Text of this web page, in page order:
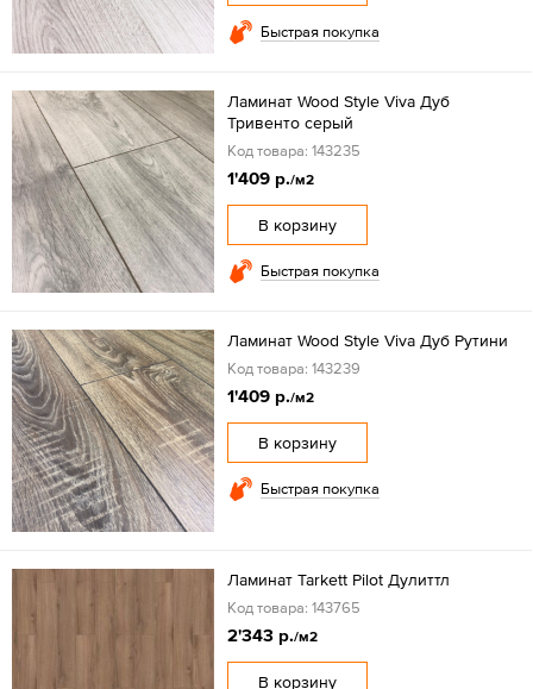
Быстрая покупка
Ламинат Wood Style Viva Дуб
Тривенто серый
Код товара: 143235
1'409 р./м2
В корзину
Быстрая покупка
Ламинат Wood Style Viva Дуб Рутини
Код товара: 143239
1'409 р./м2
В корзину
Быстрая покупка
Ламинат Tarkett Pilot Дулиттл
Код товара: 143765
2'343 р./м2
В корзину